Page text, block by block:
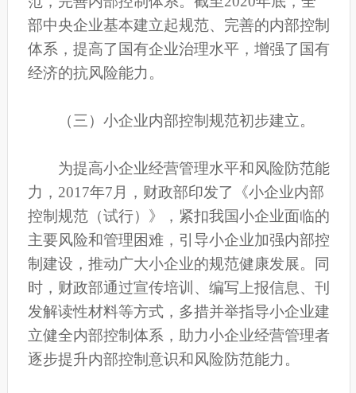
部中央企业基本建立起规范、完善的内部控制
体系，提高了国有企业治理水平，增强了国有
经济的抗风险能力。
（三）小企业内部控制规范初步建立。
为提高小企业经营管理水平和风险防范能
力，2017年7月，财政部印发了《小企业内部
控制规范（试行）》，紧扣我国小企业面临的
主要风险和管理困难，引导小企业加强内部控
制建设，推动广大小企业的规范健康发展。同
时，财政部通过宣传培训、编写上报信息、刊
发解读性材料等方式，多措并举指导小企业建
立健全内部控制体系，助力小企业经营管理者
逐步提升内部控制意识和风险防范能力。